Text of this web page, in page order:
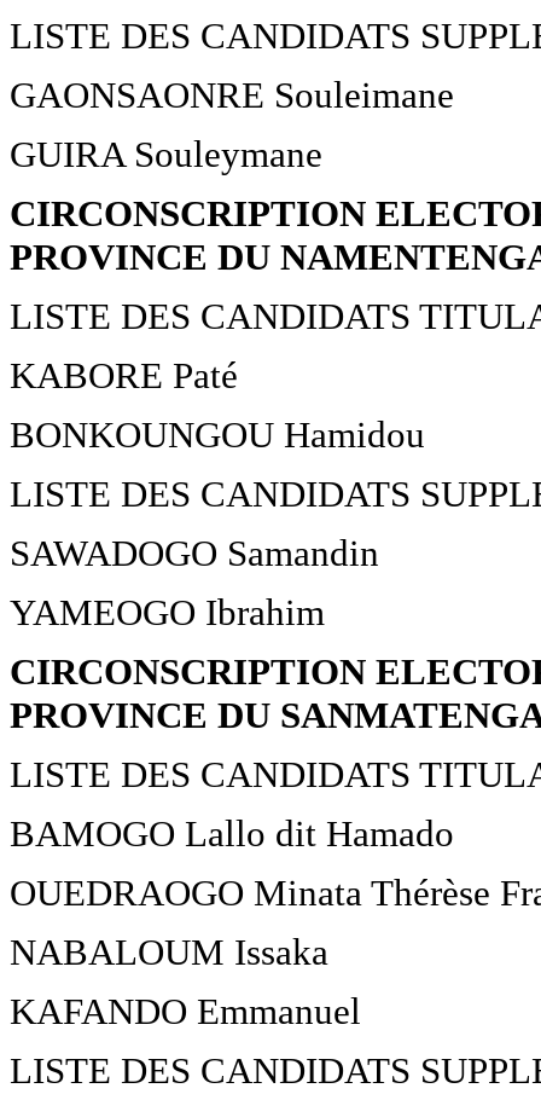
LISTE DES CANDIDATS
GAONSAONRE Souleimane
GUIRA Souleymane
CIRCONSCRIPTION
PROVINCE DU
LISTE DES CANDIDATS
KABORE Paté
BONKOUNGOU Hamidou
LISTE DES CANDIDATS
SAWADOGO Samandin
YAMEOGO Ibrahim
CIRCONSCRIPTION
PROVINCE DU
LISTE DES CANDIDATS
BAMOGO Lallo dit Hamado
OUEDRAOGO Minata Thérèse
NABALOUM Issaka
KAFANDO Emmanuel
LISTE DES CANDIDATS